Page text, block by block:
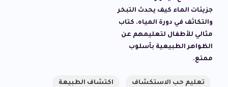
جزيئات الماء كيف يحدث التبخر
والتكاثف في دورة المياه. كتاب
مثالي للأطفال لتعليمهم عن
الظواهر الطبيعية بأسلوب
ممتع.
تعليم حب الاستكشاف اكتشاف الطبيعة